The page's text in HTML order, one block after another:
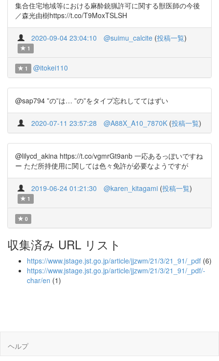
集合住宅地域等における麻酔銃猟許可に関する獣医師の今後
／森光由樹https://t.co/T9MoxTSLSH
2020-09-04 23:04:10 @suimu_calcite (投稿一覧)
1
1 @itokei110
@sap794 ”の”は… ”の”をタイプ忘れしててはずい
2020-07-11 23:57:28 @A88X_A10_7870K (投稿一覧)
@lilycd_akina https://t.co/vgmrGt9anb 一応あるっぽいですね
ー ただ所持使用に関しては色々免許が必要なようですが
2019-06-24 01:21:30 @karen_kitagami (投稿一覧)
1
0
収集済み URL リスト
https://www.jstage.jst.go.jp/article/jjzwm/21/3/21_91/_pdf (6)
https://www.jstage.jst.go.jp/article/jjzwm/21/3/21_91/_pdf/-
char/en (1)
ヘルプ